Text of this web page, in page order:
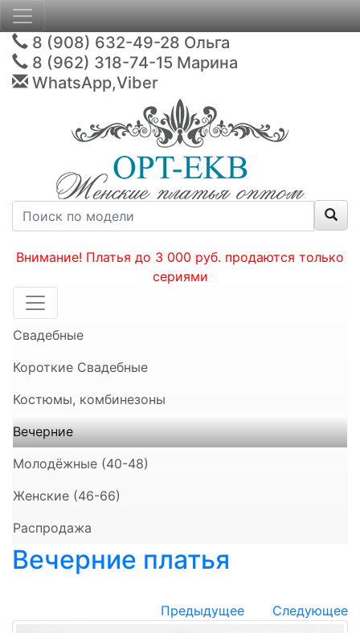
8 (908) 632-49-28 Ольга
8 (962) 318-74-15 Марина
WhatsApp,Viber
Внимание! Платья до 3 000 руб. продаются только
сериями
Свадебные
Короткие Свадебные
Костюмы, комбинезоны
Вечерние
Молодёжные (40-48)
Женские (46-66)
Распродажа
Вечерние платья
Предыдущее Следующее